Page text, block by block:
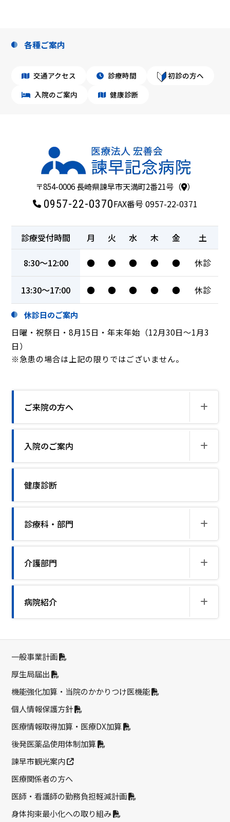
各種ご案内
交通アクセス 診療時間
初診の方へ
入院のご案内
健康診断
〒854-0006 長崎県諫早市天満町2番21号（ ）
0957-22-0370FAX番号 0957-22-0371
診療受付時間 月 火 水 木 金 土
8:30～12:00 ● ● ● ● ● 休診
13:30～17:00 ● ● ● ● ● 休診
休診日のご案内
日曜・祝祭日・8月15日・年末年始（12月30日～1月3
日）
※急患の場合は上記の限りではございません。
ご来院の方へ
入院のご案内
健康診断
診療科・部門
介護部門
病院紹介
一般事業計画
厚生局届出
機能強化加算・当院のかかりつけ医機能
個人情報保護方針
医療情報取得加算・医療DX加算
後発医薬品使用体制加算
諫早市観光案内
医療関係者の方へ
医師・看護師の勤務負担軽減計画
身体拘束最小化への取り組み